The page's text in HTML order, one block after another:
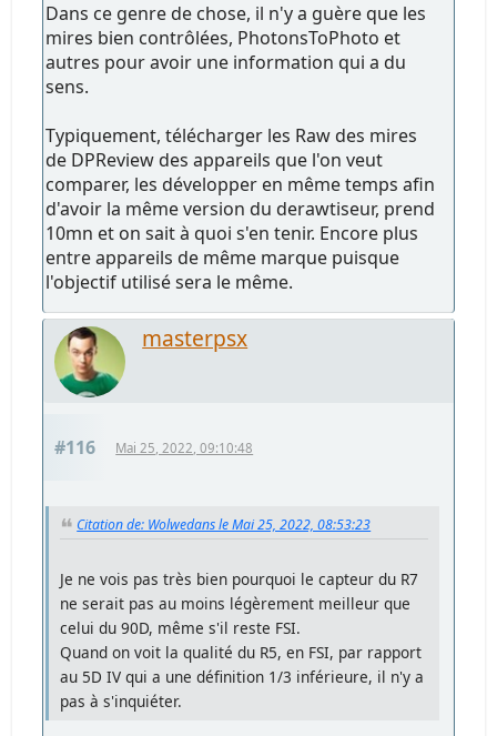
Dans ce genre de chose, il n'y a guère que les
mires bien contrôlées, PhotonsToPhoto et
autres pour avoir une information qui a du
sens.
Typiquement, télécharger les Raw des mires
de DPReview des appareils que l'on veut
comparer, les développer en même temps afin
d'avoir la même version du derawtiseur, prend
10mn et on sait à quoi s'en tenir. Encore plus
entre appareils de même marque puisque
l'objectif utilisé sera le même.
masterpsx
#116 Mai 25, 2022, 09:10:48
Citation de: Wolwedans le Mai 25, 2022, 08:53:23
Je ne vois pas très bien pourquoi le capteur du R7
ne serait pas au moins légèrement meilleur que
celui du 90D, même s'il reste FSI.
Quand on voit la qualité du R5, en FSI, par rapport
au 5D IV qui a une définition 1/3 inférieure, il n'y a
pas à s'inquiéter.